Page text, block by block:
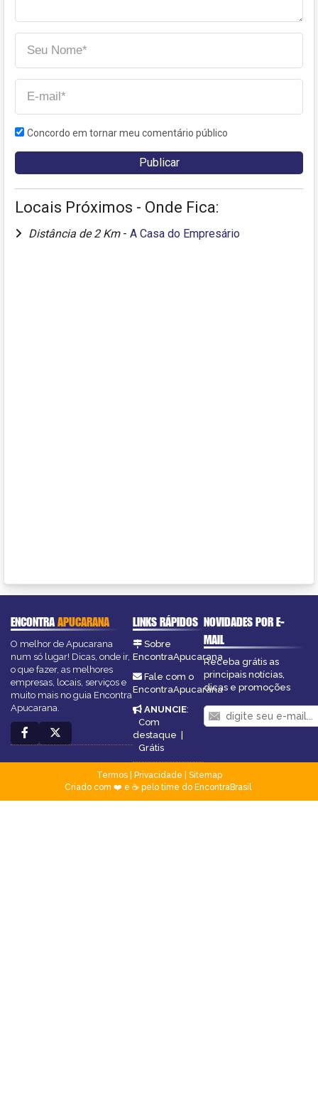
Concordo em tornar meu comentário público
Locais Próximos - Onde Fica:
Distância de 2 Km - A Casa do Empresário
ENCONTRAAPUCARANA
O melhor de Apucarana
num só lugar! Dicas, onde ir,
o que fazer, as melhores
empresas, locais, serviços e
muito mais no guia Encontra
Apucarana.
LINKS RÁPIDOS
Sobre
EncontraApucarana
Fale com o
EncontraApucarana
ANUNCIE:
Com
destaque
Grátis
NOVIDADES POR E-
MAIL
Receba grátis as
principais notícias,
dicas e promoções
Termos| Privacidade
Sitemap
Criado com ❤️ e ☕ pelo time do EncontraBrasil